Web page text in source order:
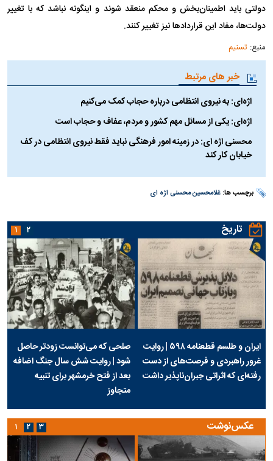
دولتی باید اطمینان‌بخش و محکم منعقد شوند و اینگونه نباشد که با تغییر
دولت‌ها، مفاد این قرارداد‌ها نیز تغییر کنند.
منبع:تسنیم
خبر های مرتبط
اژه‌ای: به نیروی انتظامی درباره حجاب کمک می‌کنیم
اژه‌ای: یکی از مسائل مهم کشور و مردم، عفاف و حجاب است
محسنی اژه ای: در زمینه امور فرهنگی نباید فقط نیروی انتظامی در کف
خیابان کار کند
برچسب ها:غلامحسین محسنی اژه ای
تاریخ
ایران و طلسم قطعنامه ۵۹۸ | روایت
غرور راهبردی و فرصت‌های از دست
رفته‌ای که اثراتی جبران‌ناپذیر داشت
صلحی که می‌توانست زودتر حاصل
شود | روایت شش سال جنگ اضافه
بعد از فتح خرمشهر برای تنبیه
متجاوز
۱ ۲
عکس‌نوشت ۱ ۲ ۳